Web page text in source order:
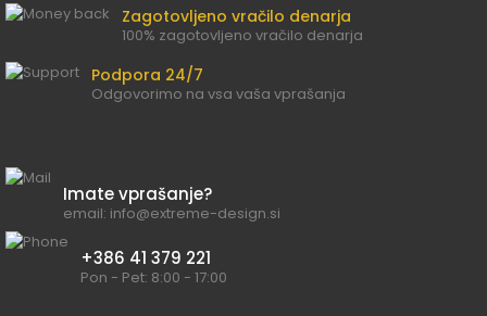
Zagotovljeno vračilo denarja
100% zagotovljeno vračilo denarja
Podpora 24/7
Odgovorimo na vsa vaša vprašanja
Imate vprašanje?
email: info@extreme-design.si
+386 41 379 221
Pon - Pet: 8:00 - 17:00